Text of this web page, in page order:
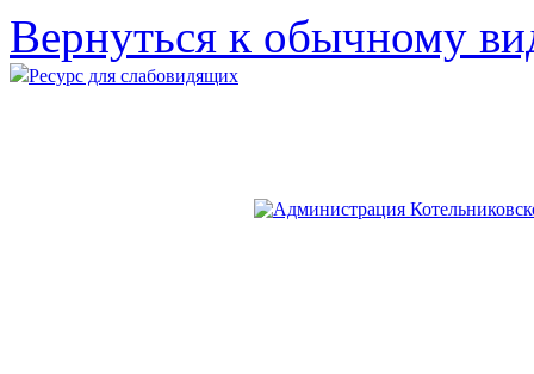
Вернуться к обычному
Ресурс для слабовидящих